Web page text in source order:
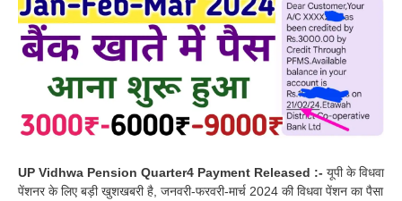
UP Vidhwa Pension Quarter4 Payment Released :- यूपी के विधवा
पेंशनर के लिए बड़ी खुशखबरी है, जनवरी-फरवरी-मार्च 2024 की विधवा पेंशन का पैसा